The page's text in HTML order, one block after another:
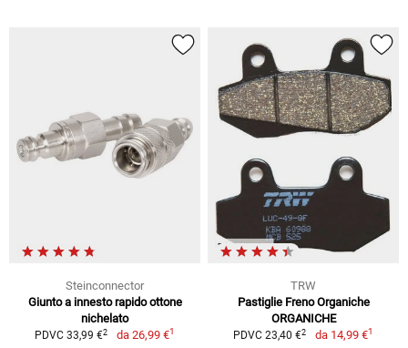
Steinconnector
Giunto a innesto rapido ottone
nichelato
PDVC 33,99 €2 da 26,99 €1
TRW
Pastiglie Freno Organiche
ORGANICHE
PDVC 23,40 €2 da 14,99 €1